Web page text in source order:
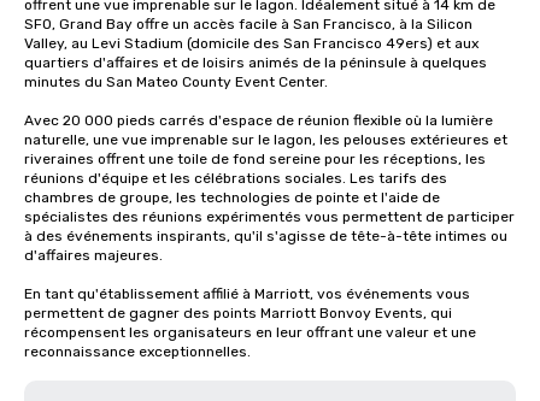
offrent une vue imprenable sur le lagon. Idéalement situé à 14 km de
SFO, Grand Bay offre un accès facile à San Francisco, à la Silicon
Valley, au Levi Stadium (domicile des San Francisco 49ers) et aux
quartiers d'affaires et de loisirs animés de la péninsule à quelques
minutes du San Mateo County Event Center.
Avec 20 000 pieds carrés d'espace de réunion flexible où la lumière
naturelle, une vue imprenable sur le lagon, les pelouses extérieures et
riveraines offrent une toile de fond sereine pour les réceptions, les
réunions d'équipe et les célébrations sociales. Les tarifs des
chambres de groupe, les technologies de pointe et l'aide de
spécialistes des réunions expérimentés vous permettent de participer
à des événements inspirants, qu'il s'agisse de tête-à-tête intimes ou
d'affaires majeures.
En tant qu'établissement affilié à Marriott, vos événements vous
permettent de gagner des points Marriott Bonvoy Events, qui
récompensent les organisateurs en leur offrant une valeur et une
reconnaissance exceptionnelles.